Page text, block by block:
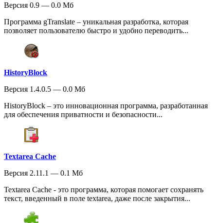
Версия 0.9 — 0.0 Мб
Программа gTranslate – уникальная разработка, которая
позволяет пользователю быстро и удобно переводить...
HistoryBlock
Версия 1.4.0.5 — 0.0 Мб
HistoryBlock – это инновационная программа, разработанная
для обеспечения приватности и безопасности...
Textarea Cache
Версия 2.11.1 — 0.1 Мб
Textarea Cache - это программа, которая помогает сохранять
текст, введенный в поле textarea, даже после закрытия...